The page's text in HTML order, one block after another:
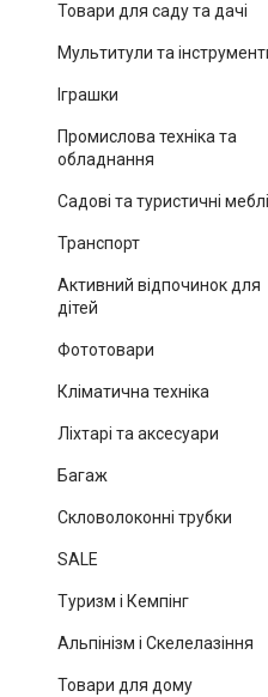
Товари для саду та дачі
Мультитули та
Іграшки
Промислова техніка та
обладнання
Садові та туристичні меблі
Транспорт
Активний відпочинок для
дітей
Фототовари
Кліматична техніка
Ліхтарі та аксесуари
Багаж
Скловолоконні трубки
SALE
Туризм і Кемпінг
Альпінізм і Скелелазіння
Товари для дому